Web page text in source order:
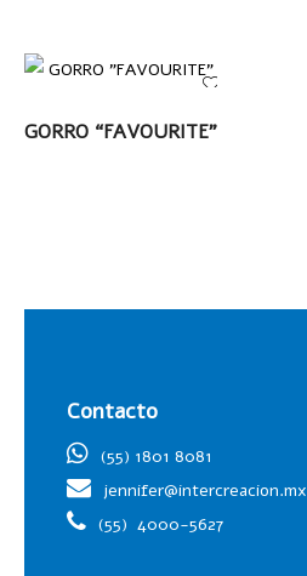
LEER MÁS
GORRO “FAVOURITE”
Contacto
(55) 1801 8081
jennifer@intercreacion.mx
(55) 4000-5627